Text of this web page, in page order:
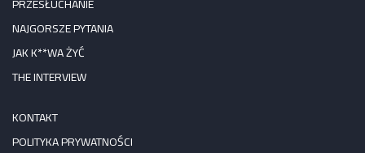
NAJGORSZE PYTANIA
JAK K**WA ŻYĆ
THE INTERVIEW
KONTAKT
POLITYKA PRYWATNOŚCI